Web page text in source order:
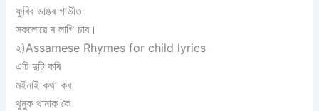
ফুৰিব ডাঙৰ গাড়ীত
সকলোৱে ৰ লাগি চাব।
২)Assamese Rhymes for child lyrics
এটি দুটি কৰি
মইনাই কথা কব
থুনুক থানাক কৈ